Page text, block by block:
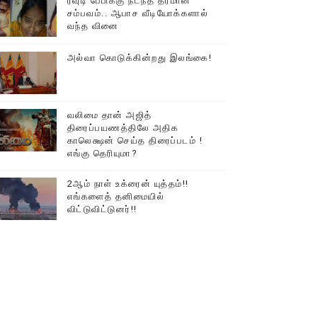
திரண்ட தமிழ்மக்கள்!!
சம்பவம்.. ஆபாச வீடியோக்களால்
வந்த வினை
அல்வா கொடுக்கின்றது இலங்கை!
வலிமை தான் அஜித்
திரைப்பயணத்திலே அதிக
காலெக்ஷன் செய்த திரைப்படம் !
எங்கு தெரியுமா?
2ஆம் நாள் உக்ரைன் யுத்தம்!!
எங்களைத் தனிமையில்
விட்டுவிட்டுனர்!!